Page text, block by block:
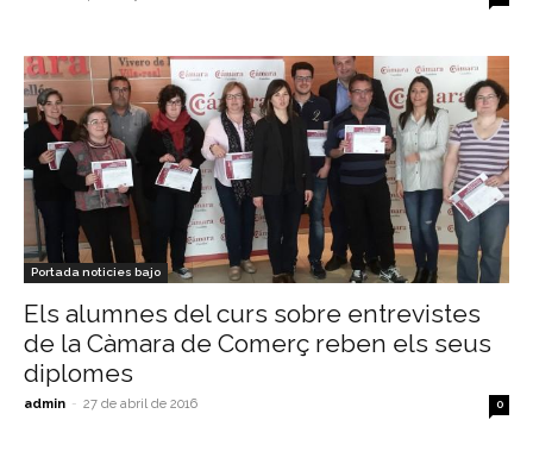
Portada noticies bajo
Els alumnes del curs sobre entrevistes
de la Càmara de Comerç reben els seus
diplomes
admin - 27 de abril de 2016 0